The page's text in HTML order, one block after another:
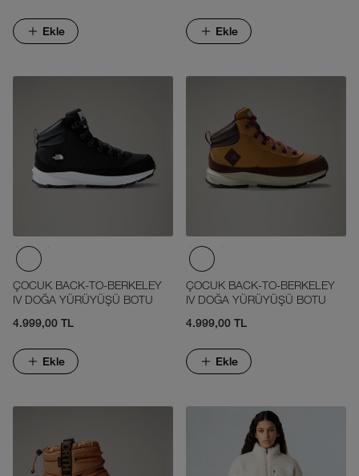
Ekle Ekle
ÇOCUK BACK-TO-BERKELEY
IV DOĞA YÜRÜYÜŞÜ BOTU
4.999,00 TL
Ekle
ÇOCUK BACK-TO-BERKELEY
IV DOĞA YÜRÜYÜŞÜ BOTU
4.999,00 TL
Ekle